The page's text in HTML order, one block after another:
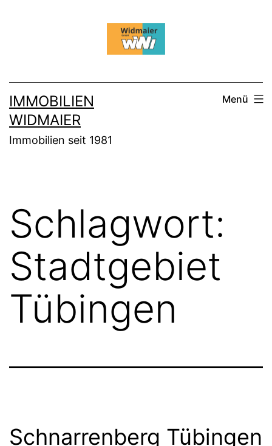
IMMOBILIEN
WIDMAIER
Immobilien seit 1981
Menü
Schlagwort:
Stadtgebiet
Tübingen
Schnarrenberg Tübingen